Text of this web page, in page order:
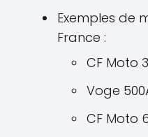
Exemples de
France :
CF Moto
Voge
CF Moto